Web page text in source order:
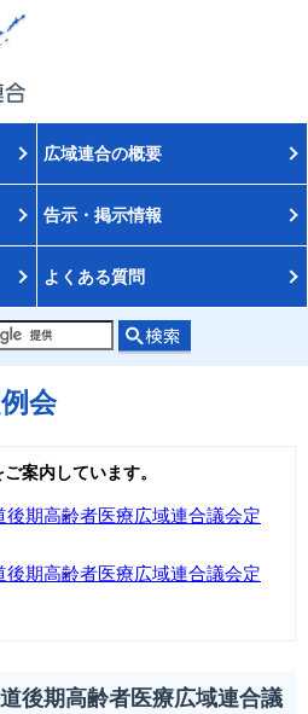
広域連合の概要
告示・掲示情報
よくある質問
会
案内しています。
期高齢者医療広域連合議会定
期高齢者医療広域連合議会定
後期高齢者医療広域連合議